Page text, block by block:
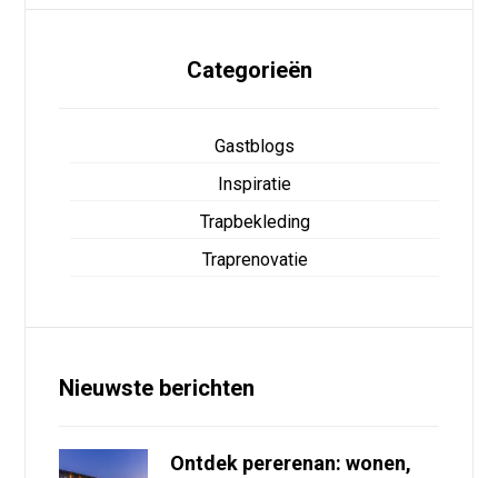
Categorieën
Gastblogs
Inspiratie
Trapbekleding
Traprenovatie
Nieuwste berichten
Ontdek pererenan: wonen,